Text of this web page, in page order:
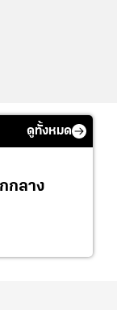
ดูทั้งหมด
กลาง